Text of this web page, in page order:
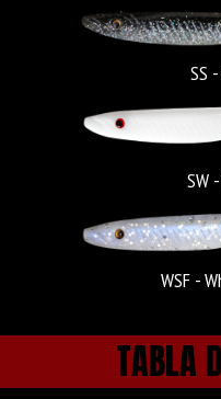
SS
SW
WSF -
TABLA